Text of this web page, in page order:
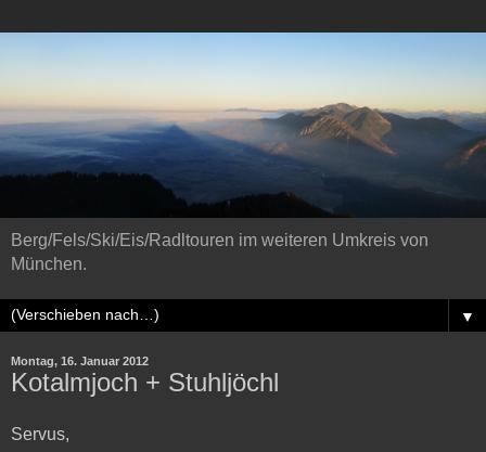
Berg/Fels/Ski/Eis/Radltouren im weiteren Umkreis von
München.
▼
Montag, 16. Januar 2012
Kotalmjoch + Stuhljöchl
Servus,